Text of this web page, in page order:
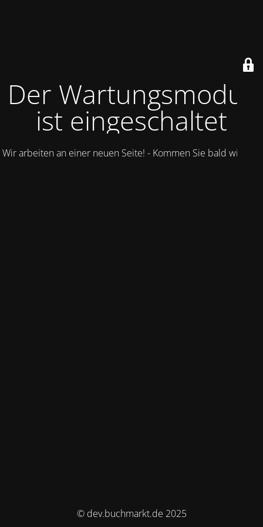
Der Wartungsmodus
ist eingeschaltet
Wir arbeiten an einer neuen Seite! - Kommen Sie bald wieder.
© dev.buchmarkt.de 2025